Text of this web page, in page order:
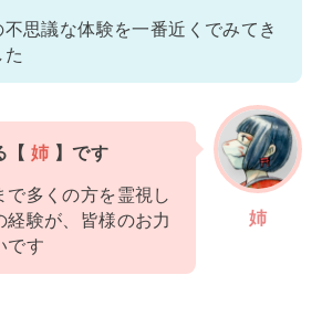
不思議な体験を一番近くでみてき
た
姉
【姉 】です
多くの方を霊視し
験が、皆様のお力
です